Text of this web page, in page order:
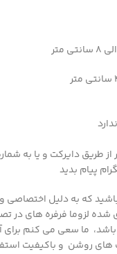
پیام بدید
که به دلیل اختصاصی
شده لزوما فرفره های در
ما سعی می کنم
روشن و باکیفیت